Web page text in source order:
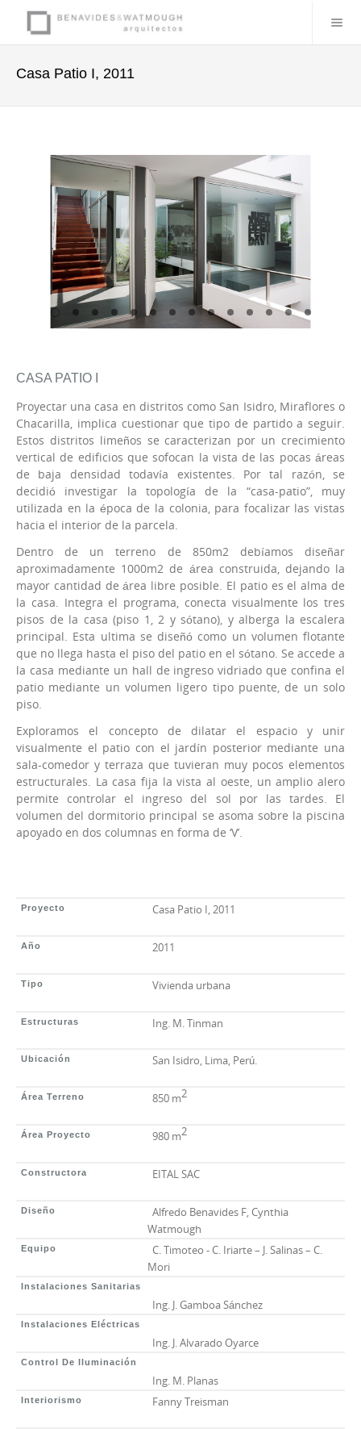
Casa Patio I, 2011
CASA PATIO I
Proyectar una casa en distritos como San Isidro, Miraflores o
Chacarilla, implica cuestionar que tipo de partido a seguir.
Estos distritos limeños se caracterizan por un crecimiento
vertical de edificios que sofocan la vista de las pocas áreas
de baja densidad todavía existentes. Por tal razón, se
decidió investigar la topología de la “casa-patio”, muy
utilizada en la época de la colonia, para focalizar las vistas
hacia el interior de la parcela.
Dentro de un terreno de 850m2 debíamos diseñar
aproximadamente 1000m2 de área construida, dejando la
mayor cantidad de área libre posible. El patio es el alma de
la casa. Integra el programa, conecta visualmente los tres
pisos de la casa (piso 1, 2 y sótano), y alberga la escalera
principal. Esta ultima se diseñó como un volumen flotante
que no llega hasta el piso del patio en el sótano. Se accede a
la casa mediante un hall de ingreso vidriado que confina el
patio mediante un volumen ligero tipo puente, de un solo
piso.
Exploramos el concepto de dilatar el espacio y unir
visualmente el patio con el jardín posterior mediante una
sala-comedor y terraza que tuvieran muy pocos elementos
estructurales. La casa fija la vista al oeste, un amplio alero
permite controlar el ingreso del sol por las tardes. El
volumen del dormitorio principal se asoma sobre la piscina
apoyado en dos columnas en forma de ‘V’.
Proyecto Casa Patio I, 2011
Año 2011
Tipo Vivienda urbana
Estructuras Ing. M. Tinman
Ubicación San Isidro, Lima, Perú.
Área Terreno 850 m2
Área Proyecto 980 m2
Constructora EITAL SAC
Diseño
Alfredo Benavides F, Cynthia
Watmough
Equipo
C. Timoteo - C. Iriarte – J. Salinas – C.
Mori
Instalaciones Sanitarias
Ing. J. Gamboa Sánchez
Instalaciones Eléctricas
Ing. J. Alvarado Oyarce
Control De Iluminación
Ing. M. Planas
Interiorismo Fanny Treisman